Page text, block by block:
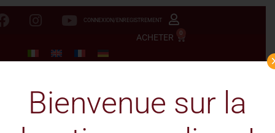
CONNEXION/ENREGISTREMENT
ACHETER 0
Bienvenue sur la